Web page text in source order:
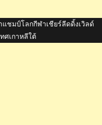
ชมป์โลกกีฬาเชียร์ลีดดิ้งเวิลด์
ศเกาหลีใต้